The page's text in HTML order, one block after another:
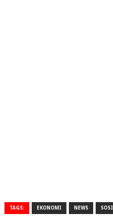
TAGS: EKONOMI NEWS